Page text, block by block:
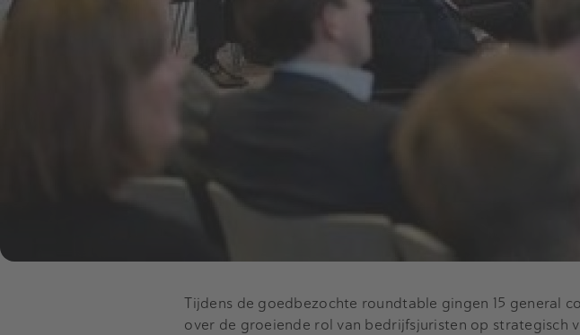
Tijdens de goedbezochte roundtable gingen 15 general
over de groeiende rol van bedrijfsjuristen op strategisch